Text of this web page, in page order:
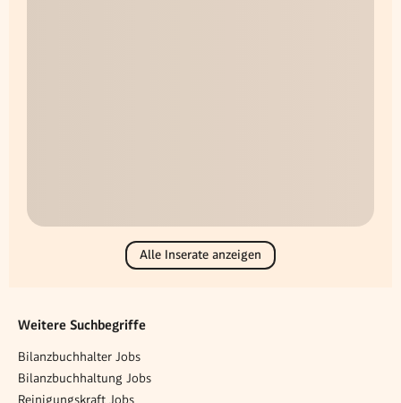
Alle Inserate anzeigen
Weitere Suchbegriffe
Bilanzbuchhalter Jobs
Bilanzbuchhaltung Jobs
Reinigungskraft Jobs